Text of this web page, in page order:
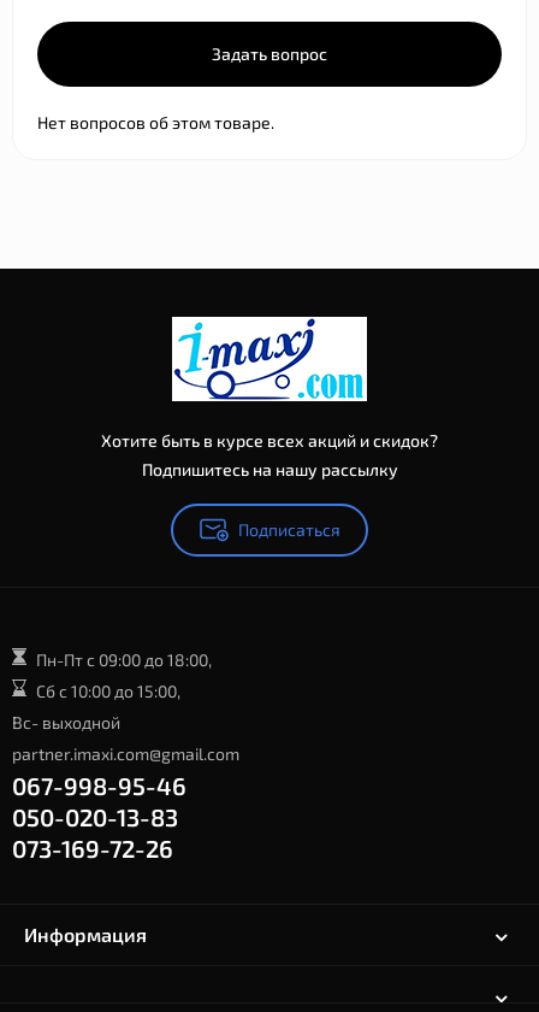
Задать вопрос
Нет вопросов об этом товаре.
Хотите быть в курсе всех акций и скидок?
Подпишитесь на нашу рассылку
Подписаться
Пн-Пт с 09:00 до 18:00,
Сб с 10:00 до 15:00,
Вс- выходной
partner.imaxi.com@gmail.com
067-998-95-46
050-020-13-83
073-169-72-26
Информация